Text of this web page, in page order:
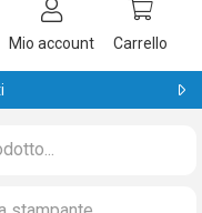
Mio account Carrello